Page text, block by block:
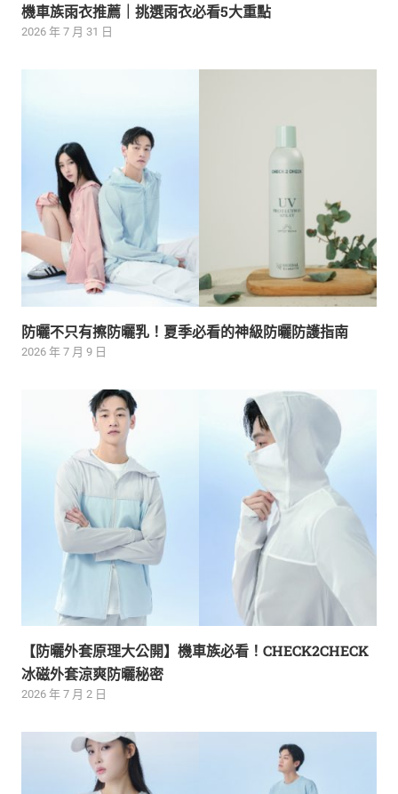
機車族雨衣推薦｜挑選雨衣必看5大重點
2026 年 7 月 31 日
防曬不只有擦防曬乳！夏季必看的神級防曬防護指南
2026 年 7 月 9 日
【防曬外套原理大公開】機車族必看！CHECK2CHECK
冰磁外套涼爽防曬秘密
2026 年 7 月 2 日